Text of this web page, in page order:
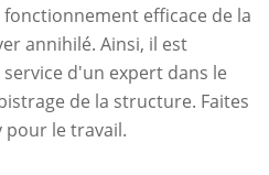
efficace de la
annihilé. Ainsi, il est
d'un expert dans le
de la structure. Faites
pour le travail.